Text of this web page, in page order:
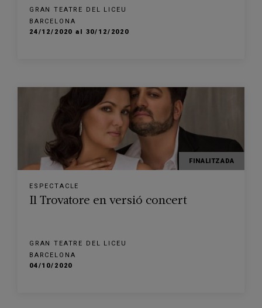
GRAN TEATRE DEL LICEU
BARCELONA
24/12/2020 al 30/12/2020
FINALITZADA
ESPECTACLE
Il Trovatore en versió concert
GRAN TEATRE DEL LICEU
BARCELONA
04/10/2020